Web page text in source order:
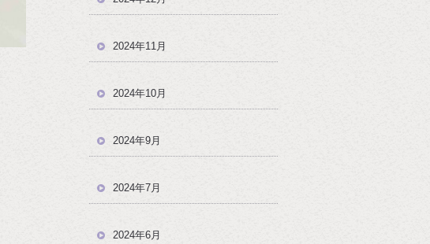
2024年11月
2024年10月
2024年9月
2024年7月
2024年6月